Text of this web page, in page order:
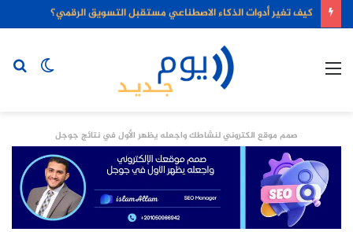
كيف تغير أدوات الذكاء الاصطناعي مستقبل التسويق الرقمي؟
الوضع
صمم موقع الكتروني لنشاطك واجعله يظهر الأول في نتائج جوجل